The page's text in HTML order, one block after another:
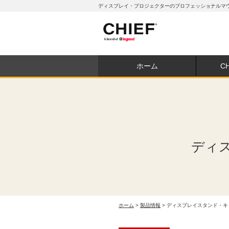
ディスプレイ・プロジェクターのプロフェッショナルマ
ホーム
ディ
ホーム > 製品情報 > ディスプレイスタンド・